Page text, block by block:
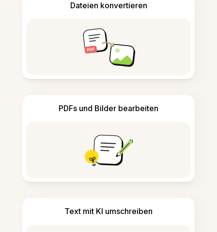
Dateien konvertieren
PDFs und Bilder bearbeiten
Text mit KI umschreiben